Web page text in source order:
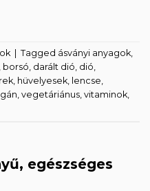
Tagged ásványi anyagok,
borsó, darált dió, dió,
, hüvelyesek, lencse,
, vegetáriánus, vitaminok,
egészséges